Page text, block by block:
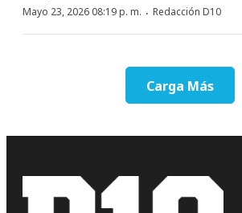
Mayo 23, 2026 08:19 p. m. · Redacción D10
Carga Más